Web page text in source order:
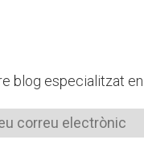
blog especialitzat